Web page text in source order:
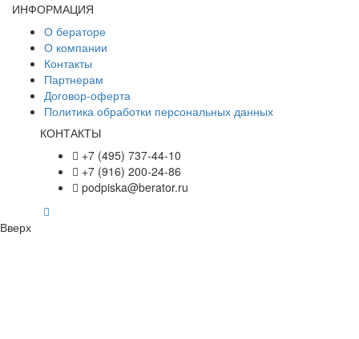
ИНФОРМАЦИЯ
О бераторе
О компании
Контакты
Партнерам
Договор-оферта
Политика обработки персональных данных
КОНТАКТЫ
+7 (495) 737-44-10
+7 (916) 200-24-86
podpiska@berator.ru
Вверх